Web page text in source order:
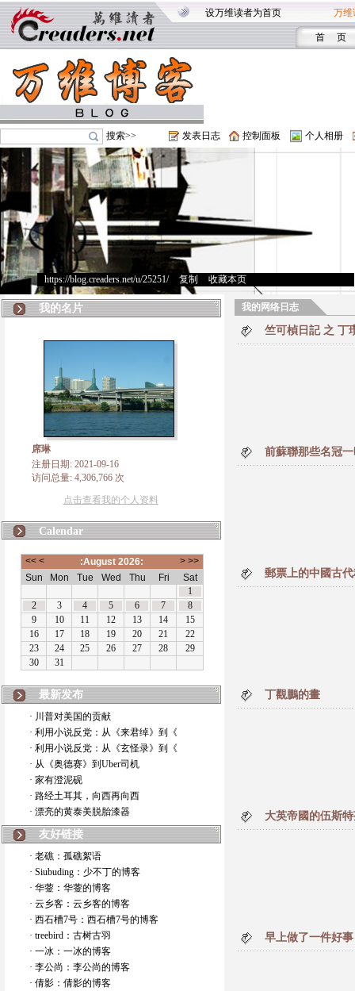
设万维读者为首页 万维
首 页
搜索>> 发表日志 控制面板 个人相册
https://blog.creaders.net/u/25251/> 复制 收藏本页
我的名片
席琳
注册日期: 2021-09-16
访问总量: 4,306,766 次
点击查看我的个人资料
Calendar
最新发布
· 川普对美国的贡献
· 利用小说反党：从《来君绰》到《
· 利用小说反党：从《玄怪录》到《
· 从《奥德赛》到Uber司机
· 家有澄泥砚
· 路经土耳其，向西再向西
· 漂亮的黄泰美脱胎漆器
友好链接
· 老礁：孤礁絮语
· Siubuding：少不丁的博客
· 华蓥：华蓥的博客
· 云乡客：云乡客的博客
· 西石槽7号：西石槽7号的博客
· treebird：古树古羽
· 一冰：一冰的博客
· 李公尚：李公尚的博客
· 倩影：倩影的博客
我的网络日志
竺可楨日記 之 丁
前蘇聯那些名冠
郵票上的中國古
丁觀鵬的畫
大英帝國的伍斯
早上做了一件好事